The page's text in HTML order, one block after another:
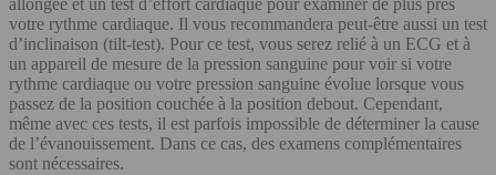
allongée et un test d’effort cardiaque pour examiner de plus près
votre rythme cardiaque. Il vous recommandera peut-être aussi un test
d’inclinaison (tilt-test). Pour ce test, vous serez relié à un ECG et à
un appareil de mesure de la pression sanguine pour voir si votre
rythme cardiaque ou votre pression sanguine évolue lorsque vous
passez de la position couchée à la position debout. Cependant,
même avec ces tests, il est parfois impossible de déterminer la cause
de l’évanouissement. Dans ce cas, des examens complémentaires
sont nécessaires.